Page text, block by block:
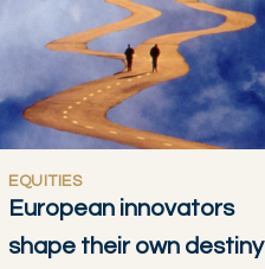
EQUITIES
European innovators
shape their own destiny